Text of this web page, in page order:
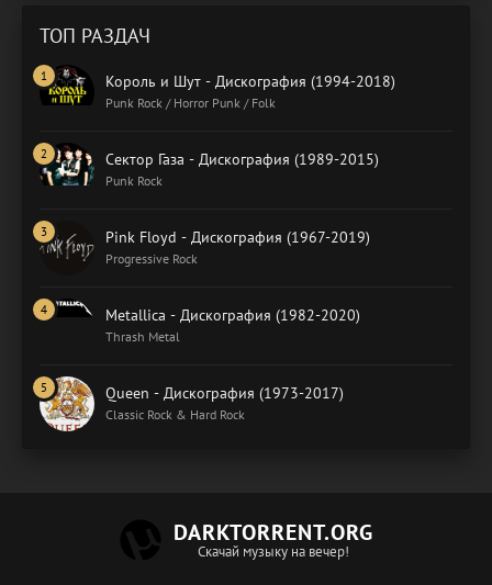
ТОП РАЗДАЧ
Король и Шут - Дискография (1994-2018)
Punk Rock / Horror Punk / Folk
Сектор Газа - Дискография (1989-2015)
Punk Rock
Pink Floyd - Дискография (1967-2019)
Progressive Rock
Metallica - Дискография (1982-2020)
Thrash Metal
Queen - Дискография (1973-2017)
Classic Rock & Hard Rock
DARKTORRENT.ORG
Скачай музыку на вечер!